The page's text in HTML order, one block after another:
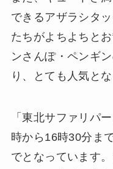
できるアザラシタ
たちがよちよちと
ンさんぽ・ペンギ
り、とても人気とな
「東北サファリパ
時から16時30分ま
でとなっています